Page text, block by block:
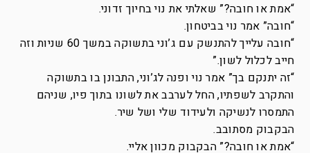
“אמת או חובה?” שאלתי את נוי בחיוך זדוני.
“חובה” אמר נוי בביטחון.
“חובה עלייך להתנשק עם ג’וני בתשוקה במשך 60 שניות וזה
חייב לכלול לשון.”
“זה יתנקם בך” אמר נוי ופנה לג’וני, התבונן בו בתשוקה
והתקרב לשפתיו, החל לערבב את לשונו בתוך פיו, שניהם
התמסרו לנשיקה ולעידוד שלי ושל שיר.
הבקבוק מסתובב.
“אמת או חובה?” הבקבוק מכוון אליי.